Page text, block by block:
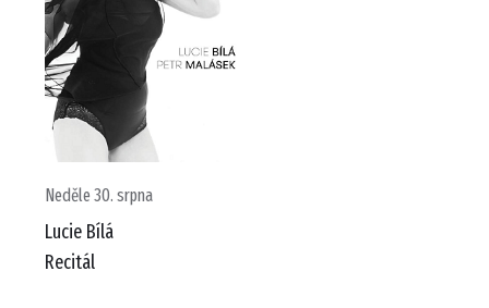
Neděle 30. srpna
Lucie Bílá
Recitál